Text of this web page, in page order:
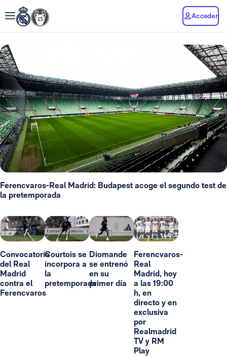
Acceder
Ferencvaros-Real Madrid: Budapest acoge el segundo test de
la pretemporada
Convocatoria
del Real
Madrid
contra el
Ferencvaros
Courtois se
incorpora a
la
pretemporada
Diomande
se entrenó
en su
primer día
Ferencvaros-
Real
Madrid, hoy
a las 19:00
h, en
directo y en
exclusiva
por
Realmadrid
TV y RM
Play